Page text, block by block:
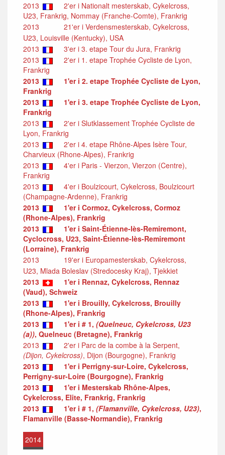
2013
2'er i Nationalt mesterskab, Cykelcross,
U23, Frankrig, Nommay (Franche-Comte), Frankrig
2013
21'er i Verdensmesterskab, Cykelcross,
U23, Louisville (Kentucky), USA
2013
3'er i 3. etape Tour du Jura, Frankrig
2013
2'er i 1. etape Trophée Cycliste de Lyon,
Frankrig
2013
1'er i 2. etape Trophée Cycliste de Lyon,
Frankrig
2013
1'er i 3. etape Trophée Cycliste de Lyon,
Frankrig
2013
2'er i Slutklassement Trophée Cycliste de
Lyon, Frankrig
2013
2'er i 4. etape Rhône-Alpes Isère Tour,
Charvieux (Rhone-Alpes), Frankrig
2013
4'er i Paris - Vierzon, Vierzon (Centre),
Frankrig
2013
4'er i Boulzicourt, Cykelcross, Boulzicourt
(Champagne-Ardenne), Frankrig
2013
1'er i Cormoz, Cykelcross, Cormoz
(Rhone-Alpes), Frankrig
2013
1'er i Saint-Étienne-lès-Remiremont,
Cyclocross, U23, Saint-Étienne-lès-Remiremont
(Lorraine), Frankrig
2013
19'er i Europamesterskab, Cykelcross,
U23, Mlada Boleslav (Stredocesky Kraj), Tjekkiet
2013
1'er i Rennaz, Cykelcross, Rennaz
(Vaud), Schweiz
2013
1'er i Brouilly, Cykelcross, Brouilly
(Rhone-Alpes), Frankrig
2013
1'er i # 1, (Quelneuc, Cykelcross, U23
(a)), Quelneuc (Bretagne), Frankrig
2013
2'er i Parc de la combe à la Serpent,
(Dijon, Cykelcross), Dijon (Bourgogne), Frankrig
2013
1'er i Perrigny-sur-Loire, Cykelcross,
Perrigny-sur-Loire (Bourgogne), Frankrig
2013
1'er i Mesterskab Rhône-Alpes,
Cykelcross, Elite, Frankrig, Frankrig
2013
1'er i # 1, (Flamanville, Cykelcross, U23),
Flamanville (Basse-Normandie), Frankrig
2014